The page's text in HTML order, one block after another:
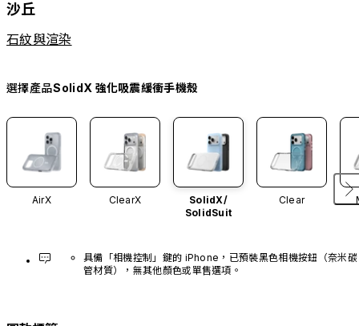
沙丘
石紋與渲染
選擇產品SolidX 強化吸震緩衝手機殼
AirX ClearX
SolidX/
SolidSuit
Clear
具備「相機控制」鍵的 iPhone，已預裝黑色相機按鈕（奈米碳
管材質），無其他顏色或單售選項。